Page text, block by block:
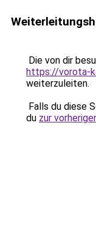
Die von dir
https://vorota-
weiterzuleiten.
Falls du diese
du zur